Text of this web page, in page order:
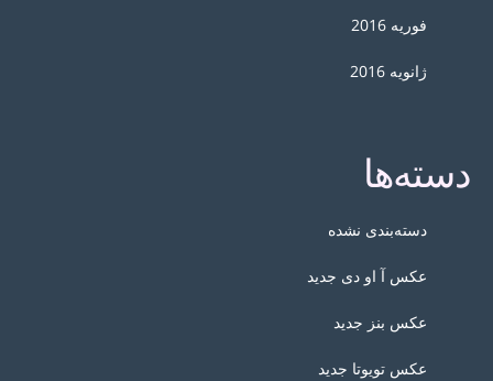
فوریه 2016
ژانویه 2016
دسته‌ها
دسته‌بندی نشده
عکس آ او دی جدید
عکس بنز جدید
عکس تویوتا جدید